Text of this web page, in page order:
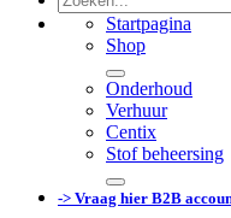
Startpagina
Shop
Onderhoud
Verhuur
Centix
Stof beheersing
-> Vraag hier B2B